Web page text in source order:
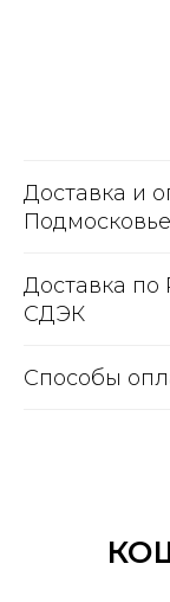
Доставка и
Подмосковье
Доставка по
СДЭК
Способы